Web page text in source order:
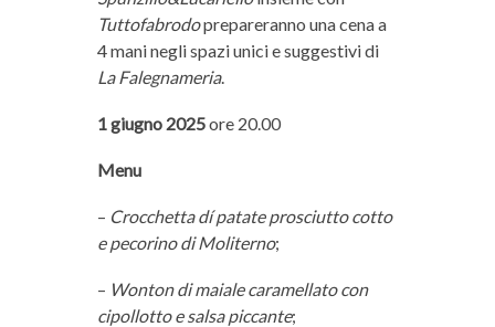
Tuttofabrodoprepareranno una cena a
4 mani negli spazi unici e suggestivi di
La Falegnameria.
1 giugno 2025ore 20.00
Menu
– Crocchetta dí patate prosciutto cotto
e pecorino di Moliterno;
– Wonton di maiale caramellato con
cipollotto e salsa piccante;